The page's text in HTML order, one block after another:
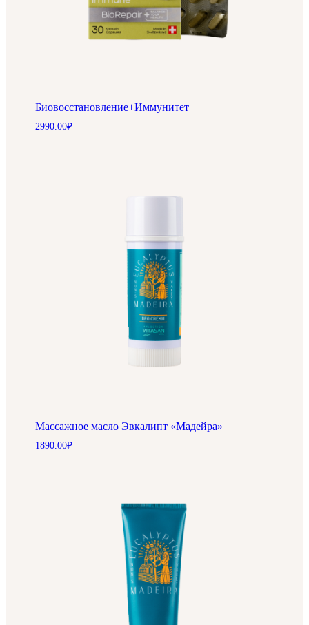
Биовосстановление+Иммунитет
2990.00₽
Массажное масло Эвкалипт «Мадейра»
1890.00₽